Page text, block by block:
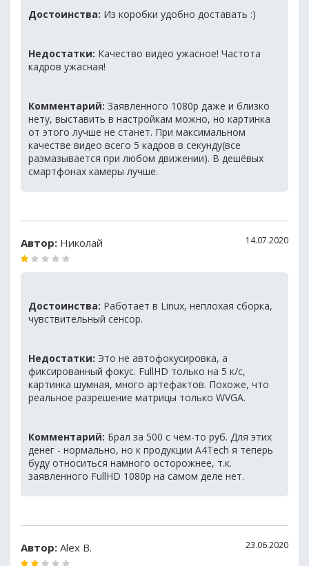
Достоинства: Из коробки удобно доставать :)
Недостатки: Качество видео ужасное! Частота
кадров ужасная!
Комментарий: Заявленного 1080p даже и близко
нету, выставить в настройкам можно, но картинка
от этого лучше не станет. При максимальном
качестве видео всего 5 кадров в секунду(все
размазывается при любом движении). В дешёвых
смартфонах камеры лучше.
Автор: Николай 14.07.2020
Достоинства: Работает в Linux, неплохая сборка,
чувствительный сенсор.
Недостатки: Это не автофокусировка, а
фиксированный фокус. FullHD только на 5 к/с,
картинка шумная, много артефактов. Похоже, что
реальное разрешение матрицы только WVGA.
Комментарий: Брал за 500 с чем-то руб. Для этих
денег - нормально, но к продукции A4Tech я теперь
буду относиться намного осторожнее, т.к.
заявленного FullHD 1080p на самом деле нет.
Автор: Alex B. 23.06.2020